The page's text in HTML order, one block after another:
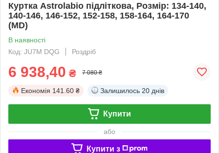
Куртка Astrolabio підліткова, Розмір: 134-140,
140-146, 146-152, 152-158, 158-164, 164-170
(MD)
В наявності
Код: JU7M DQG
Роздріб
6 938,40 ₴ 7 080 ₴
Економія 141.60 ₴ Залишилось 20 днів
Купити
або
Купити з